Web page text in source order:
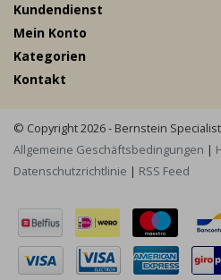
Kundendienst
Mein Konto
Kategorien
Kontakt
© Copyright 2026 - Bernstein
Allgemeine Geschäftsbedingungen |
Datenschutzrichtlinie | RSS Feed